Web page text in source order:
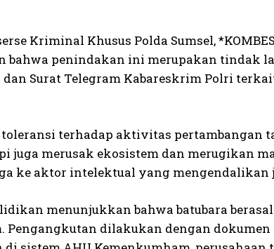
Kriminal Khusus Polda Sumsel, *KOMBES
bahwa penindakan ini merupakan tindak
dan Surat Telegram Kabareskrim Polri
toleransi terhadap aktivitas pertambangan
juga merusak ekosistem dan merugikan
ke aktor intelektual yang mengendalikan
menunjukkan bahwa batubara
Pengangkutan dilakukan dengan dokumen